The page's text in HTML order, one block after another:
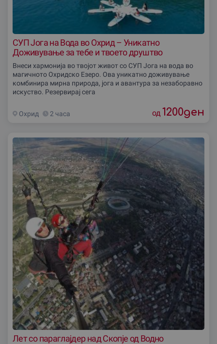
СУП Јога на Вода во Охрид – Уникатно
Доживување за тебе и твоето друштво
Внеси хармонија во твојот живот со СУП Јога на вода во
магичното Охридско Езеро. Ова уникатно доживување
комбинира мирна природа, јога и авантура за незаборавно
искуство. Резервирај сега
Охрид 2 часа од 1200ден
Лет со параглајдер над Скопје од Водно